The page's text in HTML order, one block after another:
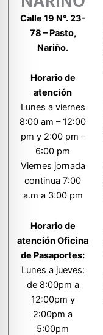
Calle 19 N°. 23-
78 – Pasto,
Nariño.
Horario de
atención
Lunes a viernes
8:00 am – 12:00
pm y 2:00 pm –
6:00 pm
Viernes jornada
continua 7:00
a.m a 3:00 pm
Horario de
atención Oficina
de Pasaportes:
Lunes a jueves:
de 8:00pm a
12:00pm y
2:00pm a
5:00pm